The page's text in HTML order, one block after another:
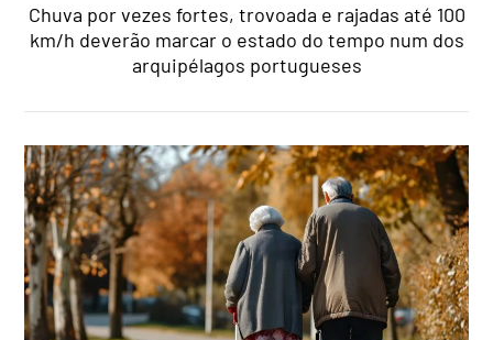
Chuva por vezes fortes, trovoada e rajadas até 100
km/h deverão marcar o estado do tempo num dos
arquipélagos portugueses